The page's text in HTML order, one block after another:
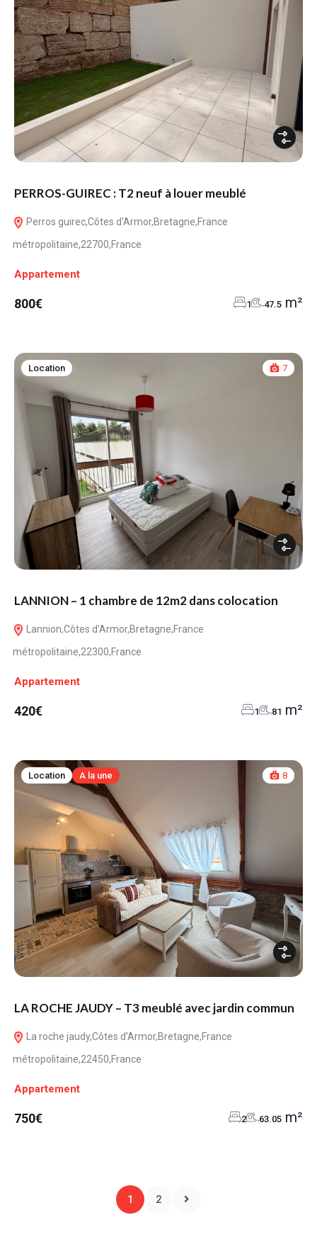
PERROS-GUIREC : T2 neuf à louer meublé
Perros guirec,Côtes d'Armor,Bretagne,France
métropolitaine,22700,France
Appartement
800€ 1 47.5 m²
Location 7
LANNION – 1 chambre de 12m2 dans colocation
Lannion,Côtes d'Armor,Bretagne,France
métropolitaine,22300,France
Appartement
420€ 1 81 m²
Location A la une 8
LA ROCHE JAUDY – T3 meublé avec jardin commun
La roche jaudy,Côtes d'Armor,Bretagne,France
métropolitaine,22450,France
Appartement
750€ 2 63.05 m²
1 2